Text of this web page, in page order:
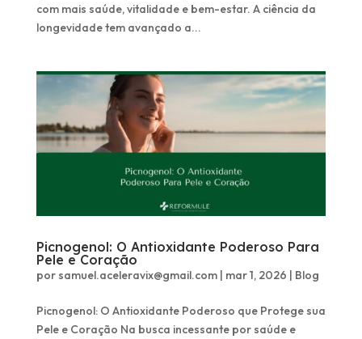
com mais saúde, vitalidade e bem-estar. A ciência da
longevidade tem avançado a...
Picnogenol: O Antioxidante Poderoso Para
Pele e Coração
por samuel.aceleravix@gmail.com| mar 1, 2026 | Blog
Picnogenol: O Antioxidante Poderoso que Protege sua
Pele e Coração Na busca incessante por saúde e